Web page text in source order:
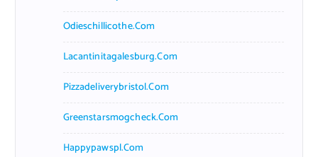
Odieschillicothe.com
Lacantinitagalesburg.com
Pizzadeliverybristol.com
Greenstarsmogcheck.com
Happypawspl.com